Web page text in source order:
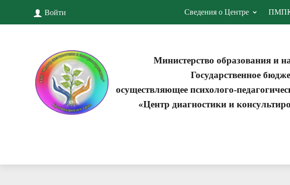
Войти Сведения о Центре
Министерство образования и
Государственное
осуществляющее психолого-
«Центр диагностики и